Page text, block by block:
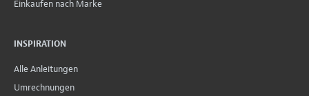
Einkaufen nach Marke
INSPIRATION
Alle Anleitungen
Umrechnungen